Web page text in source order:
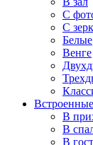
С
С
Белые
Венге
В
В
В